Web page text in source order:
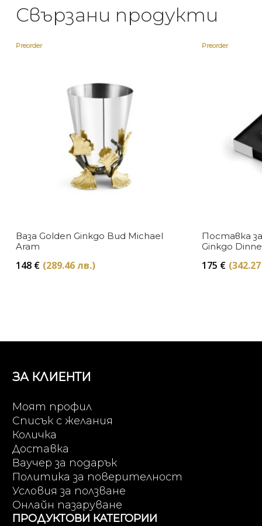
Свързани продукти
Preorder
Ваза Golden Ginkgo Bud Michael
Aram
148 € (289.46 лв.)
Preorder
Поставка
Ginkgo
175 €
ЗА КЛИЕНТИ
Моят профил
Списък с желания
Количка
Доставка
Ваучер за подарък
Политика за поверителност
Условия за ползване
Онлайн пазаруване
ПРОДУКТОВИ КАТЕГОРИИ